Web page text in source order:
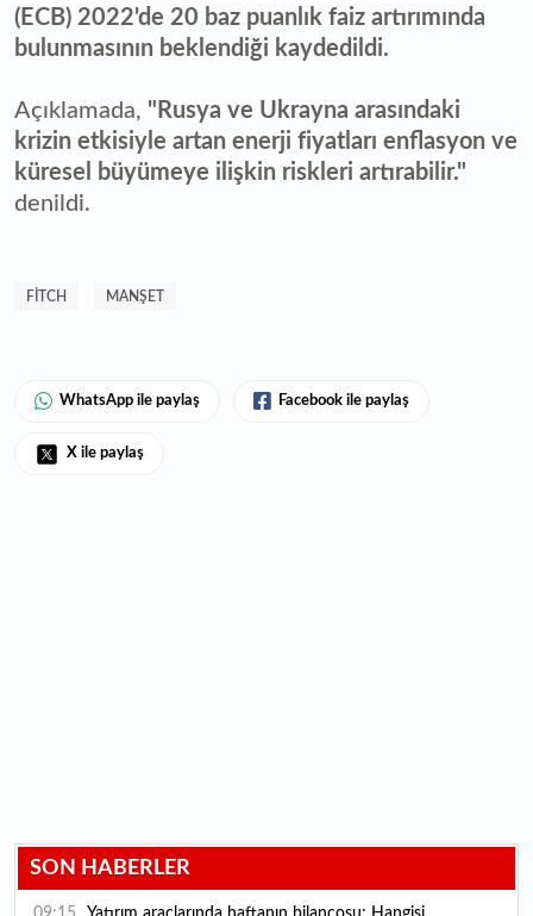
(ECB) 2022'de 20 baz puanlık faiz artırımında
bulunmasının beklendiği kaydedildi.
Açıklamada, "Rusya ve Ukrayna arasındaki
krizin etkisiyle artan enerji fiyatları enflasyon ve
küresel büyümeye ilişkin riskleri artırabilir."
denildi.
FITCH MANŞET
WhatsApp ile paylaş Facebook ile paylaş
X ile paylaş
SON HABERLER